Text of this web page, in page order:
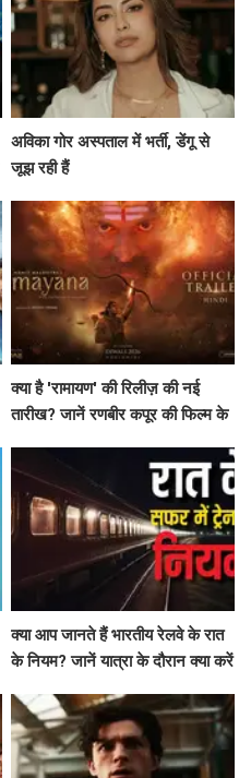
अविका गोर अस्पताल में भर्ती, डेंगू से
जूझ रही हैं
क्या है 'रामायण' की रिलीज़ की नई
तारीख? जानें रणबीर कपूर की फिल्म के
क्या आप जानते हैं भारतीय रेलवे के रात
के नियम? जानें यात्रा के दौरान क्या करें